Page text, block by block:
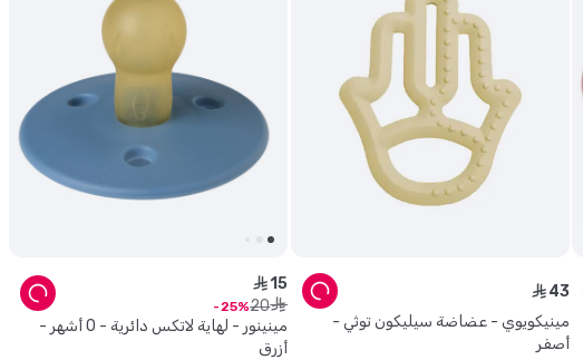
مينيكويوي - عضاضة سيليكون توثي -
أصفر
ê 43
مينينور - لهاية لاتكس دائرية - 0 أشهر -
أزرق
ê 15
ê
20
25